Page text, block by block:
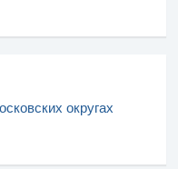
округах